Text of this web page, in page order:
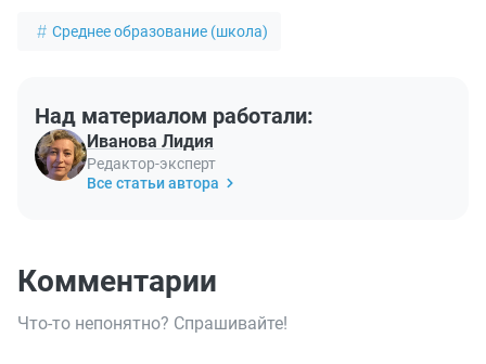
Среднее образование (школа)
Над материалом работали:
Иванова Лидия
Редактор-эксперт
Все статьи автора
Комментарии
Что-то непонятно? Спрашивайте!